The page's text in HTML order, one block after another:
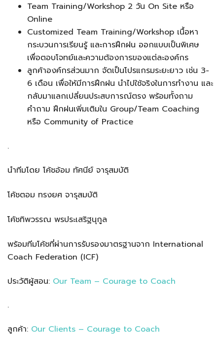
Team Training/Workshop 2 วัน On Site หรือ
Online
Customized Team Training/Workshop เนื้อหา
กระบวนการเรียนรู้ และการฝึกฝน ออกแบบเป็นพิเศษ
เพื่อตอบโจทย์และความต้องการของแต่ละองค์กร
ลูกค้าองค์กรส่วนมาก จัดเป็นโปรแกรมระยะยาว เช่น 3-
6 เดือน เพื่อให้มีการฝึกฝน นำไปใช้จริงในการทำงาน และ
กลับมาแลกเปลี่ยนประสบการณ์ตรง พร้อมทั้งถาม
คำถาม ฝึกฝนเพิ่มเติมใน Group/Team Coaching
หรือ Community of Practice
.
นำทีมโดย โค้ชอ้อม ทัศนีย์ จารุสมบัติ
โค้ชตอม ทรงยศ จารุสมบัติ
โค้ชทิพวรรณ พรประเสริฐนุกูล
พร้อมทีมโค้ชที่ผ่านการรับรองมาตรฐานจาก International
Coach Federation (ICF)
ประวัติผู้สอน: Our Team – Courage to Coach
.
ลูกค้า: Our Clients – Courage to Coach